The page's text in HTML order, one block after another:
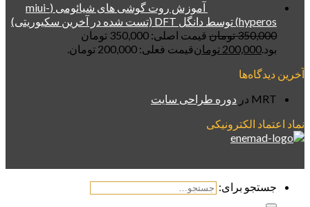
آموزش روت گوشی های شیائومی (miui-
hyperos) توسط دانگل DFT (تست شده در آخرین سکیوریتی)
350,000تومان
قیمت اصلی: 350,000 تومان
بود.200,000 تومانقیمت فعلی: 200,000 تومان.
آخرین دیدگاه‌ها
MRTدر دوره طراحی سایت
نماد اعتماد الکترونیکی
جستجو برای: